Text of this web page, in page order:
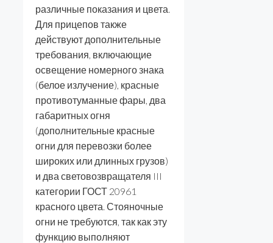
различные показания и цвета.
Для прицепов также
действуют дополнительные
требования, включающие
освещение номерного знака
(белое излучение), красные
противотуманные фары, два
габаритных огня
(дополнительные красные
огни для перевозки более
широких или длинных грузов)
и два световозвращателя III
категории ГОСТ 20961
красного цвета. Стояночные
огни не требуются, так как эту
функцию выполняют